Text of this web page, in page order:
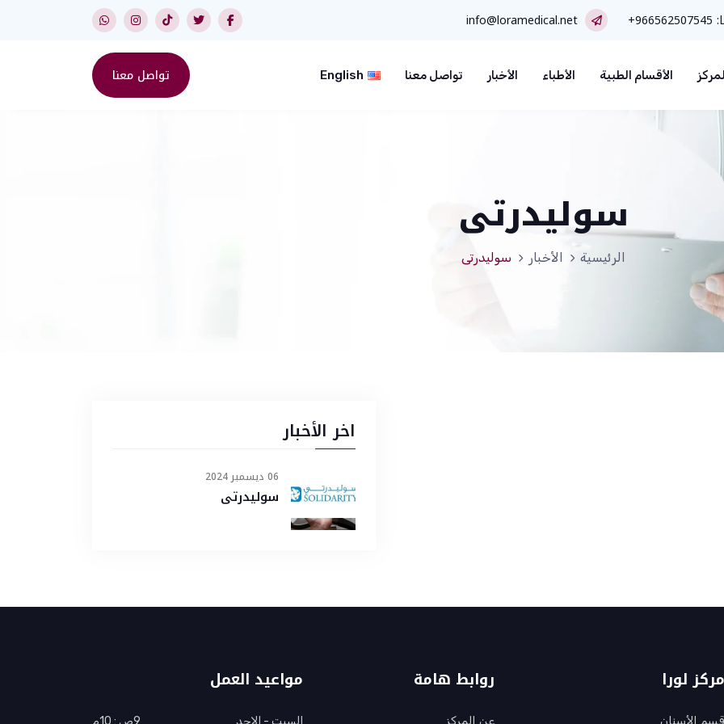
+966562507545
info@loramedical.net
الأقسام الطبية الأطباء الأخبار تواصل معنا English تواصل معنا
سوليدرتى
الرئيسية الأخبار سوليدرتى
اخر الأخبار
06 ديسمبر 2024
سوليدرتى
مركز لورا
قسم الأسنان
روابط هامة
عن المركز
مواعيد العمل
السبت - الاحد 9ص : 10م